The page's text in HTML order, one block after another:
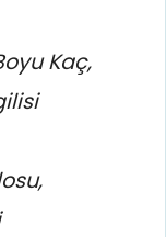
Kaç,